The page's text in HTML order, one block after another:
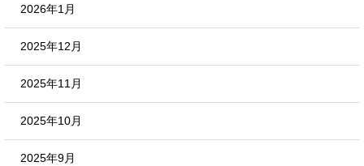
2026年1月
2025年12月
2025年11月
2025年10月
2025年9月